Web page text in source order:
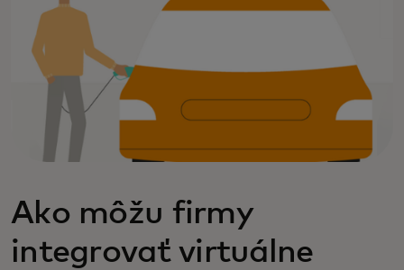
Ako môžu firmy
integrovať virtuálne